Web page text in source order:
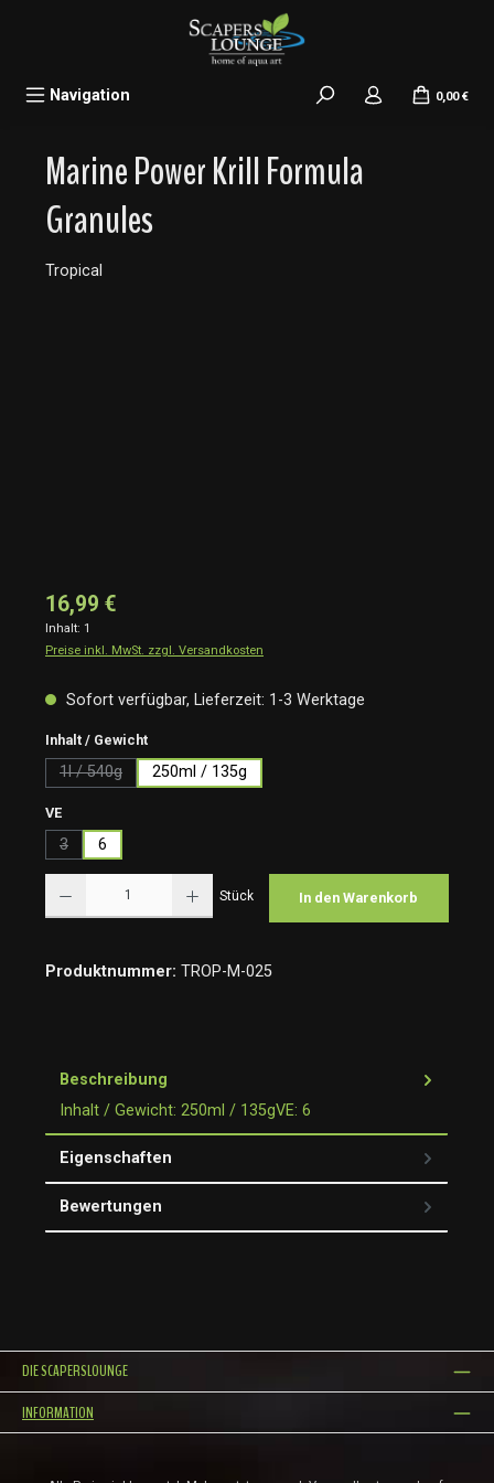
Navigation 0,00 €
Marine Power Krill Formula
Granules
Tropical
16,99 €
Inhalt: 1
Preise inkl. MwSt. zzgl. Versandkosten
Sofort verfügbar, Lieferzeit: 1-3 Werktage
Inhalt / Gewichtauswählen
1l / 540g(Diese Option ist zurzeit nicht verfügbar.)
250ml / 135g
VEauswählen
3(Diese Option ist zurzeit nicht verfügbar.)
6
Stück In den Warenkorb
Produktnummer: TROP-M-025
Beschreibung
Inhalt / Gewicht: 250ml / 135gVE: 6
Eigenschaften
Bewertungen
DIE SCAPERSLOUNGE
INFORMATION